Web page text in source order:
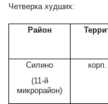
Четверка худших:
Район
Силино
(11-й
микрорайон)
корп.